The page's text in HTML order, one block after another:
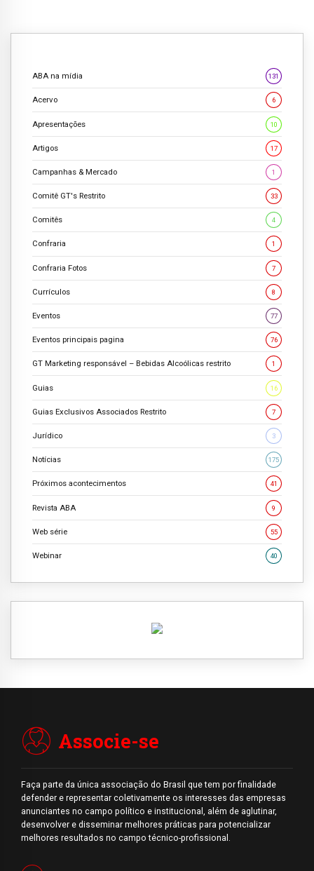
ABA na mídia 131
Acervo 6
Apresentações 10
Artigos 17
Campanhas & Mercado 1
Comitê GT's Restrito 33
Comitês 4
Confraria 1
Confraria Fotos 7
Currículos 8
Eventos 77
Eventos principais pagina 76
GT Marketing responsável – Bebidas Alcoólicas restrito 1
Guias 16
Guias Exclusivos Associados Restrito 7
Jurídico 3
Notícias 175
Próximos acontecimentos 41
Revista ABA 9
Web série 55
Webinar 40
Associe-se
Faça parte da única associação do Brasil que tem por finalidade
defender e representar coletivamente os interesses das empresas
anunciantes no campo político e institucional, além de aglutinar,
desenvolver e disseminar melhores práticas para potencializar
melhores resultados no campo técnico-profissional.